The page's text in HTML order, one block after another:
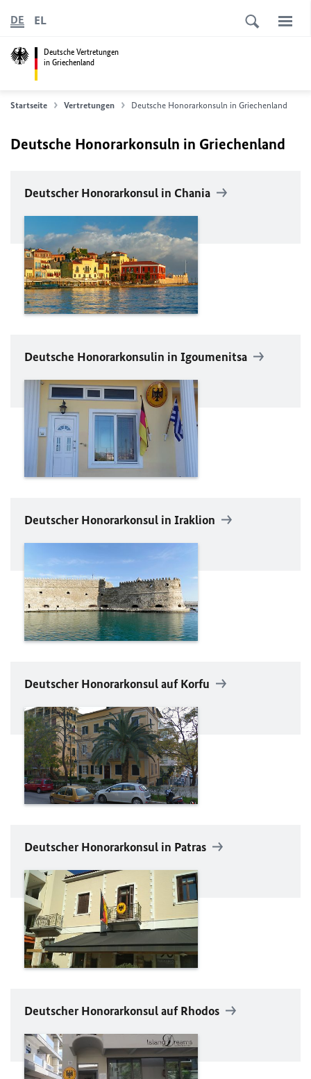
Deutsche Vertretungen
in Griechenland
DE EL
Startseite Vertretungen Deutsche Honorarkonsuln in Griechenland
Deutsche Honorarkonsuln in Griechenland
Deutscher Honorarkonsul in Chania
Deutsche Honorarkonsulin in Igoumenitsa
Deutscher Honorarkonsul in Iraklion
Deutscher Honorarkonsul auf Korfu
Deutscher Honorarkonsul in Patras
Deutscher Honorarkonsul auf Rhodos